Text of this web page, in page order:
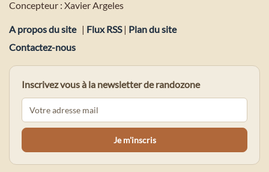
Concepteur : Xavier Argeles
A propos du site | Flux RSS| Plan du site
Contactez-nous
Inscrivez vous à la newsletter de randozone